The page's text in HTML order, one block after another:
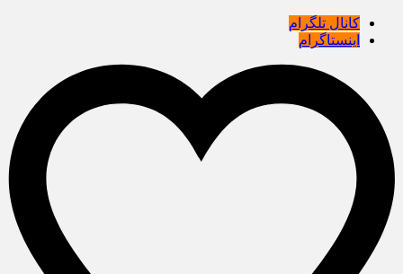
کانال تلگرام
اینستاگرام